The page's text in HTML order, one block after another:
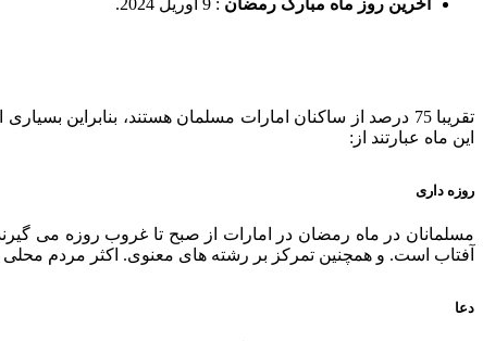
تقریبا 75 درصد از ساکنان امارات مسلمان هستند،
این ماه عبارتند از:
روزه داری
مسلمانان در ماه رمضان در امارات از صبح تا غروب روزه می
آفتاب است. و همچنین تمرکز بر رشته های معنوی. اکثر مردم
دعا